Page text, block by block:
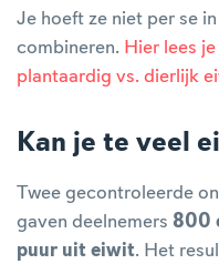
Je hoeft ze niet per se
combineren. Hier lees
plantaardig vs. dierlijk
Kan je te veel
Twee gecontroleerde
gaven deelnemers 800
puur uit eiwit. Het